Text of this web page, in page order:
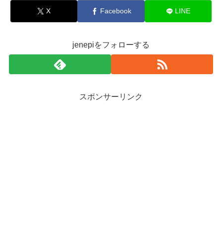
X Facebook LINE
jenepiをフォローする
スポンサーリンク